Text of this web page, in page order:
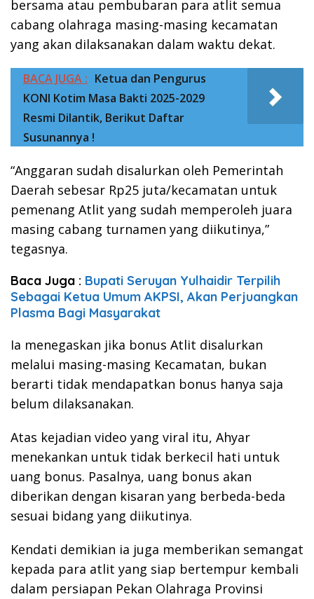
bersama atau pembubaran para atlit semua
cabang olahraga masing-masing kecamatan
yang akan dilaksanakan dalam waktu dekat.
BACA JUGA : Ketua dan Pengurus
KONI Kotim Masa Bakti 2025-2029
Resmi Dilantik, Berikut Daftar
Susunannya !
“Anggaran sudah disalurkan oleh Pemerintah
Daerah sebesar Rp25 juta/kecamatan untuk
pemenang Atlit yang sudah memperoleh juara
masing cabang turnamen yang diikutinya,”
tegasnya.
Baca Juga : Bupati Seruyan Yulhaidir Terpilih
Sebagai Ketua Umum AKPSI, Akan Perjuangkan
Plasma Bagi Masyarakat
Ia menegaskan jika bonus Atlit disalurkan
melalui masing-masing Kecamatan, bukan
berarti tidak mendapatkan bonus hanya saja
belum dilaksanakan.
Atas kejadian video yang viral itu, Ahyar
menekankan untuk tidak berkecil hati untuk
uang bonus. Pasalnya, uang bonus akan
diberikan dengan kisaran yang berbeda-beda
sesuai bidang yang diikutinya.
Kendati demikian ia juga memberikan semangat
kepada para atlit yang siap bertempur kembali
dalam persiapan Pekan Olahraga Provinsi